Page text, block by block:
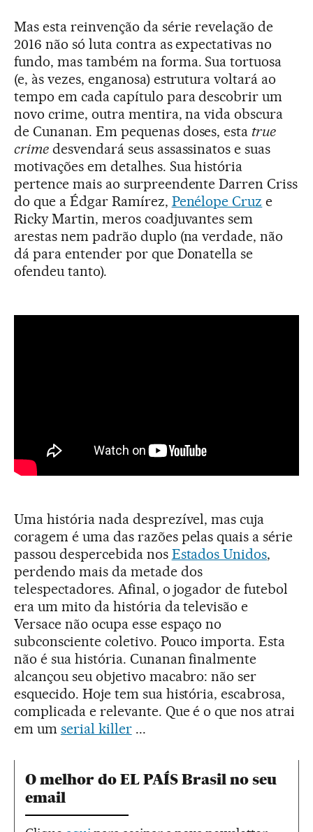
Mas esta reinvenção da série revelação de
2016 não só luta contra as expectativas no
fundo, mas também na forma. Sua tortuosa
(e, às vezes, enganosa) estrutura voltará ao
tempo em cada capítulo para descobrir um
novo crime, outra mentira, na vida obscura
de Cunanan. Em pequenas doses, esta true
crimedesvendará seus assassinatos e suas
motivações em detalhes. Sua história
pertence mais ao surpreendente Darren Criss
do que a Édgar Ramírez, Penélope Cruz e
Ricky Martin, meros coadjuvantes sem
arestas nem padrão duplo (na verdade, não
dá para entender por que Donatella se
ofendeu tanto).
Uma história nada desprezível, mas cuja
coragem é uma das razões pelas quais a série
passou despercebida nos Estados Unidos,
perdendo mais da metade dos
telespectadores. Afinal, o jogador de futebol
era um mito da história da televisão e
Versace não ocupa esse espaço no
subconsciente coletivo. Pouco importa. Esta
não é sua história. Cunanan finalmente
alcançou seu objetivo macabro: não ser
esquecido. Hoje tem sua história, escabrosa,
complicada e relevante. Que é o que nos atrai
em um serial killer...
O melhor do EL PAÍS Brasil no seu
email